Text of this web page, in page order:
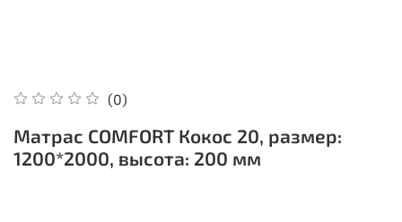
(0)
Матрас COMFORT Кокос 20, размер:
1200*2000, высота: 200 мм